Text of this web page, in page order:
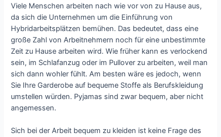
Viele Menschen arbeiten nach wie vor von zu Hause aus,
da sich die Unternehmen um die Einführung von
Hybridarbeitsplätzen bemühen. Das bedeutet, dass eine
große Zahl von Arbeitnehmern noch für eine unbestimmte
Zeit zu Hause arbeiten wird. Wie früher kann es verlockend
sein, im Schlafanzug oder im Pullover zu arbeiten, weil man
sich dann wohler fühlt. Am besten wäre es jedoch, wenn
Sie Ihre Garderobe auf bequeme Stoffe als Berufskleidung
umstellen würden. Pyjamas sind zwar bequem, aber nicht
angemessen.
Sich bei der Arbeit bequem zu kleiden ist keine Frage des